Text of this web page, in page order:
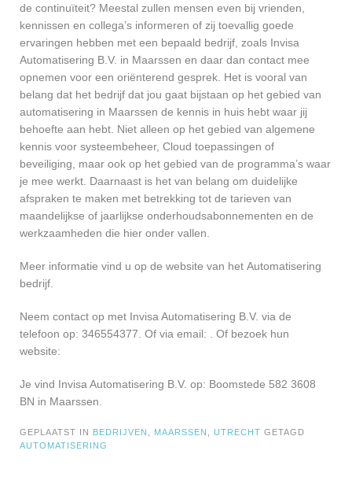
de continuïteit? Meestal zullen mensen even bij vrienden,
kennissen en collega’s informeren of zij toevallig goede
ervaringen hebben met een bepaald bedrijf, zoals Invisa
Automatisering B.V. in Maarssen en daar dan contact mee
opnemen voor een oriënterend gesprek. Het is vooral van
belang dat het bedrijf dat jou gaat bijstaan op het gebied van
automatisering in Maarssen de kennis in huis hebt waar jij
behoefte aan hebt. Niet alleen op het gebied van algemene
kennis voor systeembeheer, Cloud toepassingen of
beveiliging, maar ook op het gebied van de programma’s waar
je mee werkt. Daarnaast is het van belang om duidelijke
afspraken te maken met betrekking tot de tarieven van
maandelijkse of jaarlijkse onderhoudsabonnementen en de
werkzaamheden die hier onder vallen.
Meer informatie vind u op de website van het Automatisering
bedrijf.
Neem contact op met Invisa Automatisering B.V. via de
telefoon op: 346554377. Of via email:
. Of bezoek hun
website:
Je vind Invisa Automatisering B.V. op: Boomstede 582 3608
BN in Maarssen.
GEPLAATST IN BEDRIJVEN MAARSSEN UTRECHT GETAGD
AUTOMATISERING